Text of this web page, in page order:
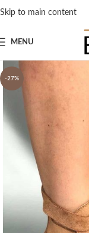
Skip to main content
MENU
-27%